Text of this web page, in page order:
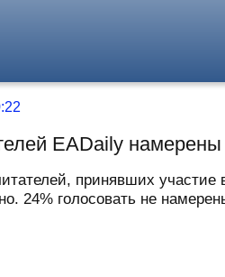
EADaily
принявших
24% голосовать не